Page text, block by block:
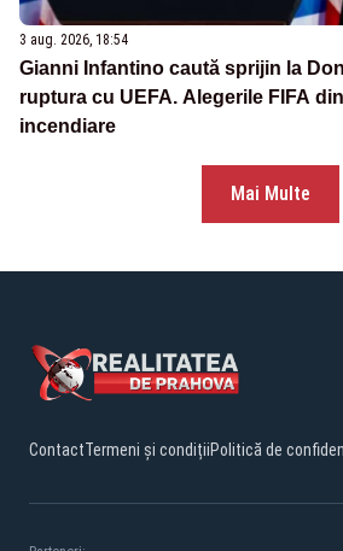
3 aug. 2026, 18:54
Gianni Infantino caută sprijin la
ruptura cu UEFA. Alegerile FIFA
incendiare
Mai Multe
ContactTermeni și condițiiPolitică de